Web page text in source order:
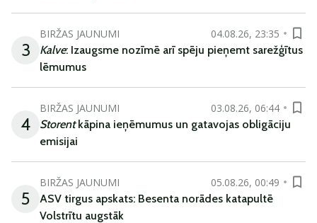
3
BIRŽAS JAUNUMI
04.08.26, 23:35
Kalve: Izaugsme nozīmē arī spēju pieņemt sarežģītus
lēmumus
4
BIRŽAS JAUNUMI
03.08.26, 06:44
Storentkāpina ieņēmumus un gatavojas obligāciju
emisijai
5
BIRŽAS JAUNUMI
05.08.26, 00:49
ASV tirgus apskats: Besenta norādes katapultē
Volstrītu augstāk